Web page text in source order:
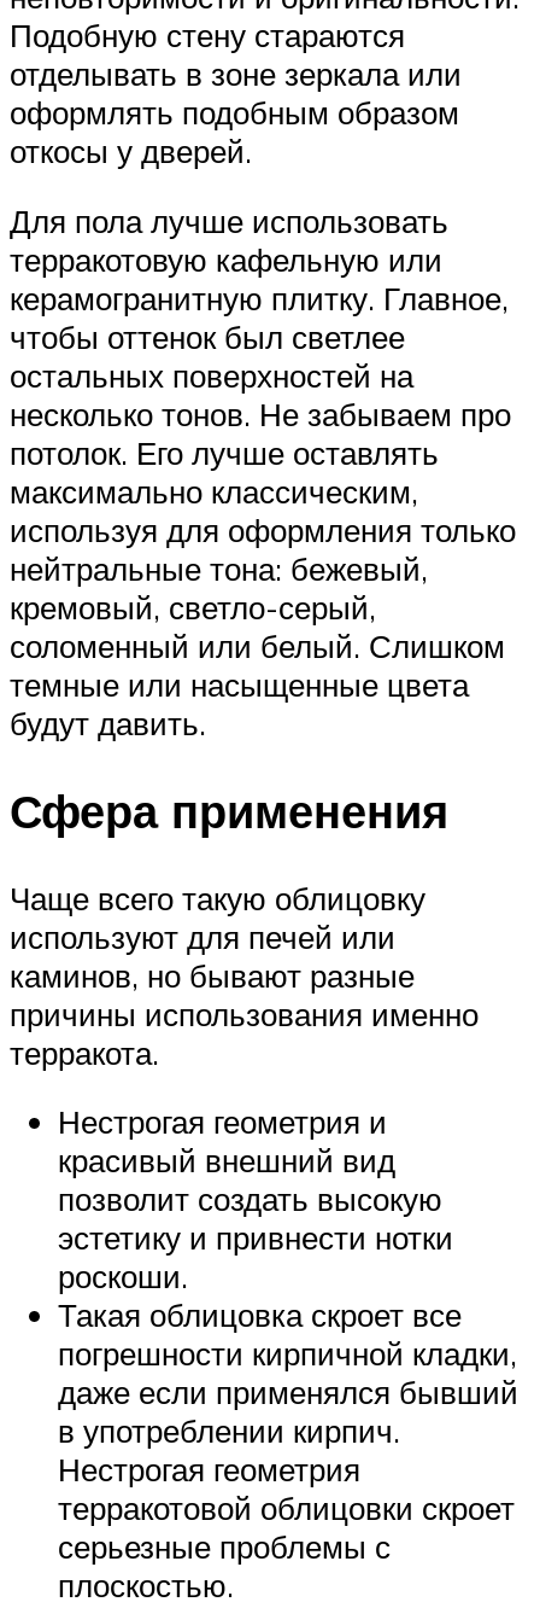
Подобную стену стараются
отделывать в зоне зеркала или
оформлять подобным образом
откосы у дверей.
Для пола лучше использовать
терракотовую кафельную или
керамогранитную плитку. Главное,
чтобы оттенок был светлее
остальных поверхностей на
несколько тонов. Не забываем про
потолок. Его лучше оставлять
максимально классическим,
используя для оформления только
нейтральные тона: бежевый,
кремовый, светло-серый,
соломенный или белый. Слишком
темные или насыщенные цвета
будут давить.
Сфера применения
Чаще всего такую облицовку
используют для печей или
каминов, но бывают разные
причины использования именно
терракота.
Нестрогая геометрия и
красивый внешний вид
позволит создать высокую
эстетику и привнести нотки
роскоши.
Такая облицовка скроет все
погрешности кирпичной кладки,
даже если применялся бывший
в употреблении кирпич.
Нестрогая геометрия
терракотовой облицовки скроет
серьезные проблемы с
плоскостью.